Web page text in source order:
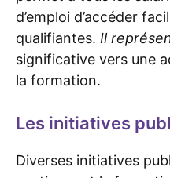
d’emploi d’accéder
qualifiantes. Il
significative vers une
la formation.
Les initiatives
Diverses initiatives